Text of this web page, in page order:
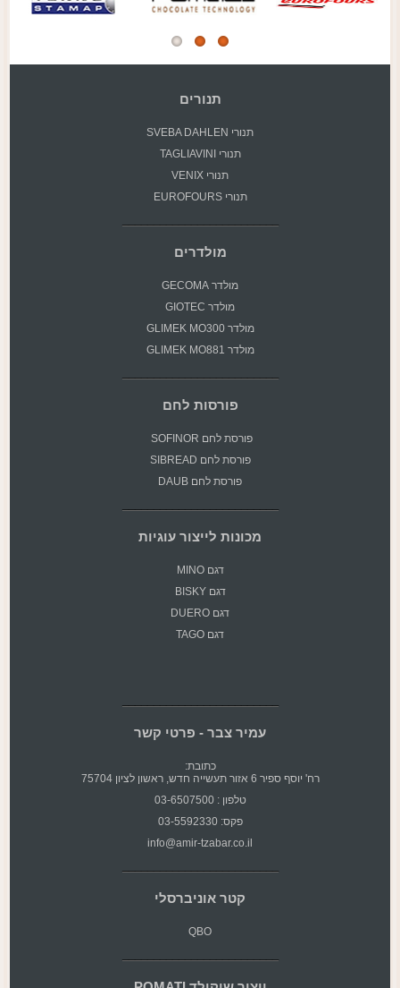
תנורים
תנורי SVEBA DAHLEN
תנורי TAGLIAVINI
תנורי VENIX
תנורי EUROFOURS
מולדרים
מולדר GECOMA
מולדר GIOTEC
מולדר GLIMEK MO300
מולדר GLIMEK MO881
פורסות לחם
פורסת לחם SOFINOR
פורסת לחם SIBREAD
פורסת לחם DAUB
מכונות לייצור עוגיות
דגם MINO
דגם BISKY
דגם DUERO
דגם TAGO
עמיר צבר - פרטי קשר
כתובת:
רח' יוסף ספיר 6 אזור תעשייה חדש, ראשון לציון 75704
טלפון : 03-6507500
פקס: 03-5592330
info@amir-tzabar.co.il
קטר אוניברסלי
QBO